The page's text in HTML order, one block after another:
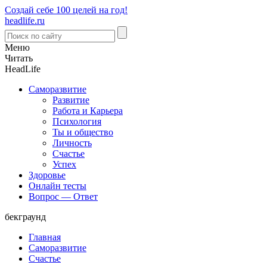
Создай себе 100 целей на год!
headlife.ru
Меню
Читать
HeadLife
Саморазвитие
Развитие
Работа и Карьера
Психология
Ты и общество
Личность
Счастье
Успех
Здоровье
Онлайн тесты
Вопрос — Ответ
бекграунд
Главная
Саморазвитие
Счастье